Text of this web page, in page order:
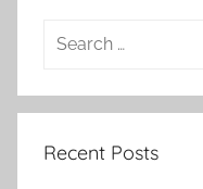
Search
Recent Posts